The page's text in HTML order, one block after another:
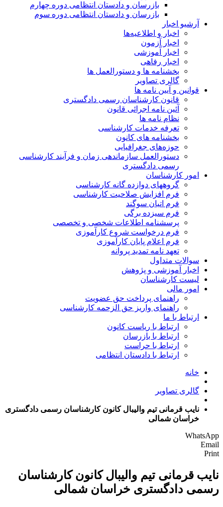
بازرسان و دادستان انتظامی دوره چهارم
بازرسان و دادستان انتظامی دوره سوم
آرشیو اخبار
اخبار و اطلاعیه‌ها
اخبار آزمون
اخبار آموزشی
اخبار رفاهی
بخشنامه ها و دستورالعمل ها
گالری تصاویر
قوانین و آیین نامه ها
قانون کارشناسان رسمی دادگستری
آئین نامه اجرائی قانون
نظام نامه ها
تعرفه خدمات کارشناسی
بخشنامه های کانون
حوزه‌های جغرافیایی
دستورالعمل سازماندهی زمان و فرآیند کارشناسی
رسمی دادگستری
امور کارشناسان
گروههای دوازده گانه کارشناسی
فرم افزایش صلاحیت کارشناسی
فرم اتیان سوگند
فرم سیزده برگی
پرسشنامه اطلاعات شخصی و تخصصی
فرم درخواست شروع کارآموزی
فرم اعلام پایان کارآموزی
تعهد نامه تمدید پروانه
سوالات متداول
اخبار آموزشی و پژوهش
لیست کارشناسان
امور مالی
راهنمای پرداخت حق عضویت
راهنمای واریز حق الزحمه کارشناسی
ارتباط با ما
ارتباط با ریاست کانون
ارتباط با بازرسان
ارتباط با حراست
ارتباط با دادستان انتظامی
خانه
گالری تصاویر
نایب قرمانی تیم والیبال کانون کارشناسان رسمی دادگستری
خراسان شمالی
WhatsApp
Email
Print
نایب قرمانی تیم والیبال کانون کارشناسان
رسمی دادگستری خراسان شمالی